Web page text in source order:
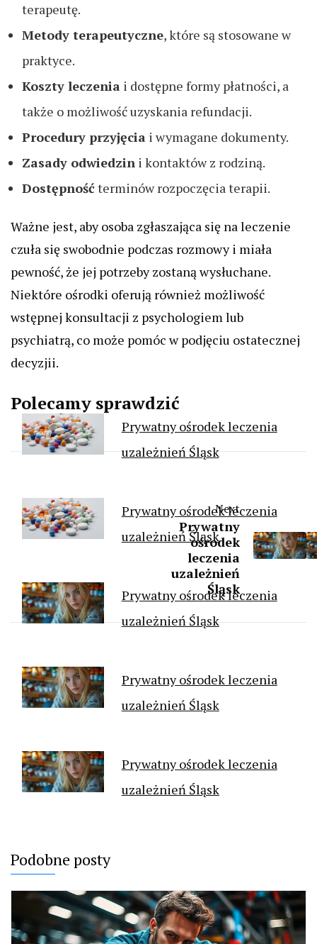
terapeutę.
Metody terapeutyczne, które są stosowane w
praktyce.
Koszty leczenia i dostępne formy płatności, a
także o możliwość uzyskania refundacji.
Procedury przyjęcia i wymagane dokumenty.
Zasady odwiedzin i kontaktów z rodziną.
Dostępność terminów rozpoczęcia terapii.
Ważne jest, aby osoba zgłaszająca się na leczenie
czuła się swobodnie podczas rozmowy i miała
pewność, że jej potrzeby zostaną wysłuchane.
Niektóre ośrodki oferują również możliwość
wstępnej konsultacji z psychologiem lub
psychiatrą, co może pomóc w podjęciu ostatecznej
decyzjii.
Polecamy sprawdzić
Prywatny ośrodek leczenia
uzależnień Śląsk
Prywatny ośrodek leczenia
uzależnień Śląsk
Prywatny ośrodek leczenia
uzależnień Śląsk
Prywatny ośrodek leczenia
uzależnień Śląsk
Prywatny ośrodek leczenia
uzależnień Śląsk
Next
Prywatny
ośrodek
leczenia
uzależnień
Śląsk
Podobne posty